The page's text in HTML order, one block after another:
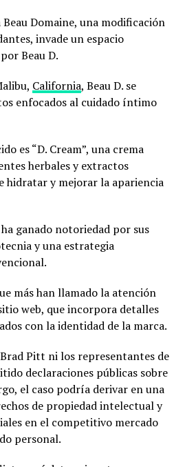
Domaine, una modificación
invade un espacio
Beau D.
California, Beau D. se
enfocados al cuidado íntimo
es “D. Cream”, una crema
herbales y extractos
hidratar y mejorar la apariencia
ganado notoriedad por sus
y una estrategia
más han llamado la atención
web, que incorpora detalles
con la identidad de la marca.
Pitt ni los representantes de
declaraciones públicas sobre
el caso podría derivar en una
de propiedad intelectual y
en el competitivo mercado
personal.